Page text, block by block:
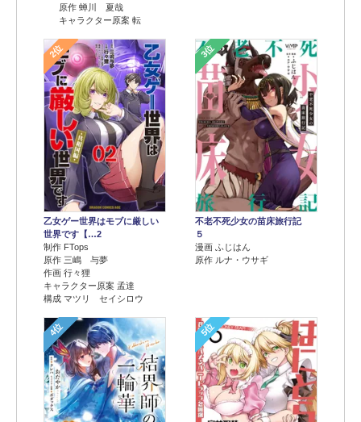
原作 蝉川 夏哉
キャラクター原案 転
2位
乙女ゲー世界はモブに厳しい
世界です【…2
制作 FTops
原作 三嶋 与夢
作画 行々狸
キャラクター原案 孟達
構成 マツリ セイシロウ
3位
不老不死少女の苗床旅行記
５
漫画 ふじはん
原作 ルナ・ウサギ
4位 5位